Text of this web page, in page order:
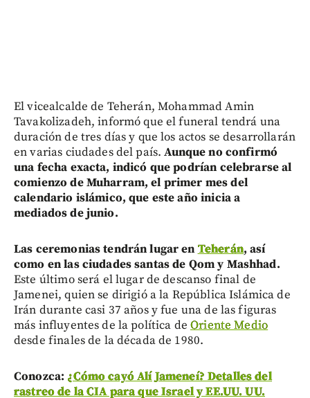
El vicealcalde de Teherán, Mohammad Amin
Tavakolizadeh, informó que el funeral tendrá una
duración de tres días y que los actos se desarrollarán
en varias ciudades del país.Aunque no confirmó
una fecha exacta, indicó que podrían celebrarse al
comienzo de Muharram, el primer mes del
calendario islámico, que este año inicia a
mediados de junio.
Las ceremonias tendrán lugar en Teherán, así
como en las ciudades santas de Qom y Mashhad.
Este último será el lugar de descanso final de
Jamenei, quien se dirigió a la República Islámica de
Irán durante casi 37 años y fue una de las figuras
más influyentes de la política deOriente Medio
desde finales de la década de 1980.
Conozca: ¿Cómo cayó Alí Jameneí? Detalles del
rastreo de la CIA para que Israel y EE.UU. UU.